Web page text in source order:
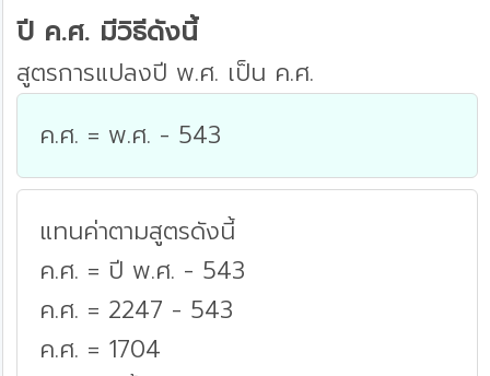
ปี ค.ศ. มีวิธีดังนี้
สูตรการแปลงปี พ.ศ. เป็น ค.ศ.
ค.ศ. = พ.ศ. - 543
แทนค่าตามสูตรดังนี้
ค.ศ. = ปี พ.ศ. - 543
ค.ศ. = 2247 - 543
ค.ศ. = 1704